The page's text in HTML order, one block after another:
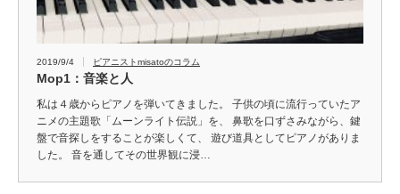
2019/9/4 ピアニストmisatoのコラム
Mop1：音楽と人
私は４歳からピアノを弾いてきました。 子供の頃に流行っていたア
ニメの主題歌「ムーンライト伝説」を、 鼻歌を口ずさみながら、鍵
盤で音探しをすることが楽しくて、 遊び道具としてピアノがありま
した。 音を通してその世界観に浸…